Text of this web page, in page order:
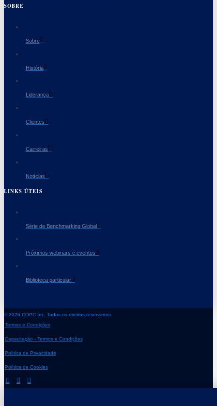
SOBRE
Sobre
História
Liderança
Clientes
Carreiras
Notícias
LINKS ÚTEIS
Série de Benchmarking Global
Próximos webinars e eventos
Biblioteca particular
© 2026 COPC Inc. Todos os direitos reservados.
Termos e Condições
Capacitação - Termos e Condições
Política de Privacidade
Política de Cookies